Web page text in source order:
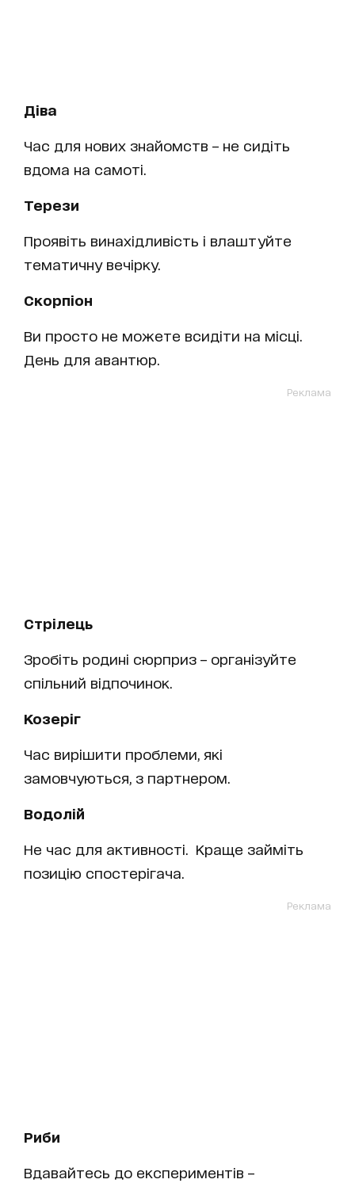
Діва
Час для нових знайомств – не сидіть
вдома на самоті.
Терези
Проявіть винахідливість і влаштуйте
тематичну вечірку.
Скорпіон
Ви просто не можете всидіти на місці.
День для авантюр.
Реклама
Стрілець
Зробіть родині сюрприз – організуйте
спільний відпочинок.
Козеріг
Час вирішити проблеми, які
замовчуються, з партнером.
Водолій
Не час для активності. Краще займіть
позицію спостерігача.
Реклама
Риби
Вдавайтесь до експериментів –